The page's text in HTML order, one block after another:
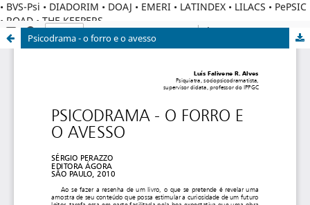
• BVS-Psi • DIADORIM • DOAJ • EMERI • LATINDEX • LILACS • PePSIC
• ROAD • THE KEEPERS
Psicodrama - o forro e o avesso